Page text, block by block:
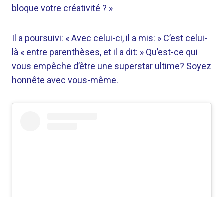
bloque votre créativité ? »
Il a poursuivi: « Avec celui-ci, il a mis: » C’est celui-
là « entre parenthèses, et il a dit: » Qu’est-ce qui
vous empêche d’être une superstar ultime? Soyez
honnête avec vous-même.